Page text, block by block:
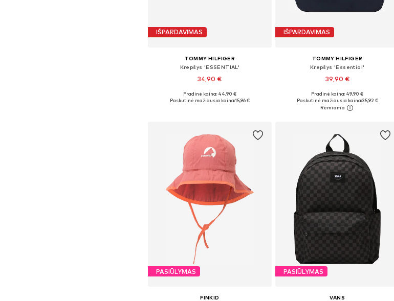
IŠPARDAVIMAS
TOMMY HILFIGER
Krepšys 'ESSENTIAL'
34,90 €
Galimi dydžiai: One Size
Pradinė kaina: 44,90 €
Paskutinė mažiausia kaina:15,96 €
IŠPARDAVIMAS
TOMMY HILFIGER
Krepšys 'Essential'
39,90 €
Galimi dydžiai: One Size
Į krepšelį
Pradinė kaina: 49,90 €
Paskutinė mažiausia kaina:35,92 €
PASIŪLYMAS
FINKID
PASIŪLYMAS
VANS